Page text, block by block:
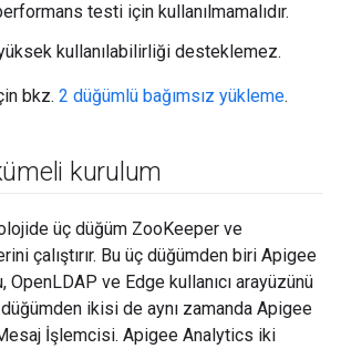
testi için kullanılmamalıdır.
kullanılabilirliği desteklemez.
bkz. 2 düğümlü bağımsız yükleme.
kurulum
üç düğüm ZooKeeper ve
çalıştırır. Bu üç düğümden biri Apigee
OpenLDAP ve Edge kullanıcı arayüzünü
düğümden ikisi de aynı zamanda Apigee
İşlemcisi. Apigee Analytics iki